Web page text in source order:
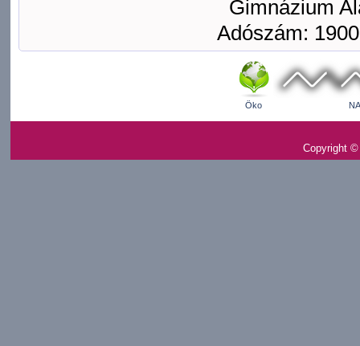
Gimnázium
Adószám:
Öko
Copyright